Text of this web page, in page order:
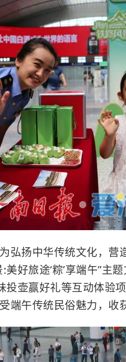
扬中华传统文化，营
好旅途‘粽’享端午”主
投壶赢好礼等互动体验
端午传统民俗魅力，收